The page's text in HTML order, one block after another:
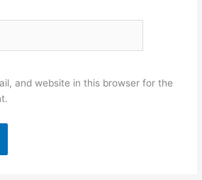
and website in this browser for the